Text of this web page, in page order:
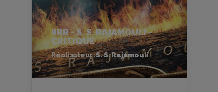
RRR - S. S. RAJAMOULI -
CRITIQUE
Réalisateur :S. S. Rajamouli